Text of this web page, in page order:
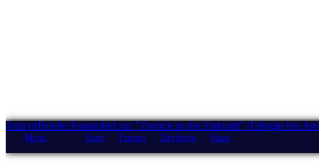
Jetzt offizielle Fanartikel zur "Zurück in die Zukunft"-Trilogie bei
Menü Start Forum Drehorte Stars